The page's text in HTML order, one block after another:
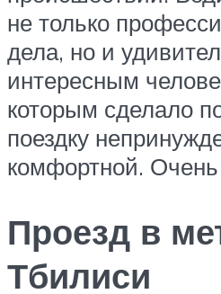
не только
дела, но и
интересным
которым сделало
поездку
комфортной.
Проезд в
Тбилиси